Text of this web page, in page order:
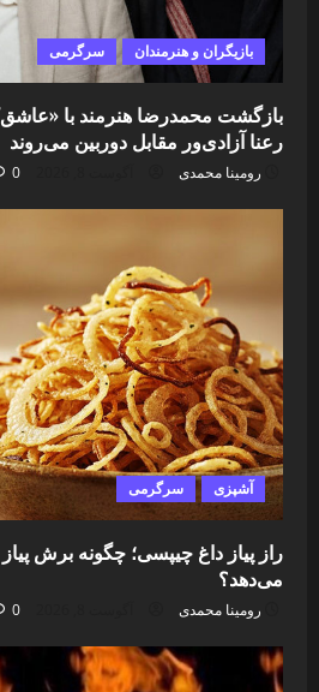
بازیگران و هنرمندان سرگرمی
بازگشت محمدرضا هنرمند با
رعنا آزادی‌ور مقابل دوربین می‌روند
رومینا محمدی 0
آشپزی سرگرمی
راز پیاز داغ چیپسی؛ چگونه برش پیاز
می‌دهد؟
رومینا محمدی 0